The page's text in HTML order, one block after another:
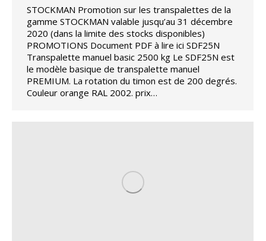
STOCKMAN Promotion sur les transpalettes de la
gamme STOCKMAN valable jusqu’au 31 décembre
2020 (dans la limite des stocks disponibles)
PROMOTIONS Document PDF à lire ici SDF25N
Transpalette manuel basic 2500 kg Le SDF25N est
le modèle basique de transpalette manuel
PREMIUM. La rotation du timon est de 200 degrés.
Couleur orange RAL 2002. prix…